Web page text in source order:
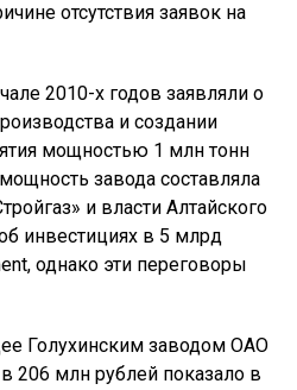
отсутствия заявок на
2010-х годов заявляли о
и создании
мощностью 1 млн тонн
завода составляла
и власти Алтайского
инвестициях в 5 млрд
однако эти переговоры
Голухинским заводом ОАО
206 млн рублей показало в